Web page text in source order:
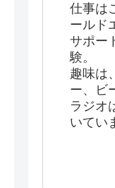
仕事は
ールド
サポー
験。
趣味は
ー、ビ
ラジオ
いてい